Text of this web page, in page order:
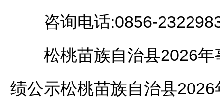
咨询电话:0856-
松桃苗族自治县2026年
绩公示松桃苗族自治县2026